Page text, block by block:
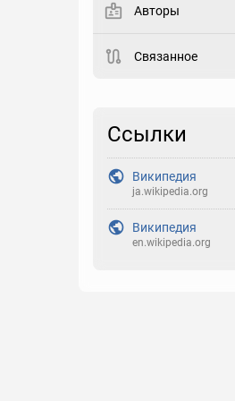
Закладка
Реакция
Выберите реакцию
Авторы
Связанное
Ссылки
Википедия
ja.wikipedia.org
Википедия
en.wikipedia.org